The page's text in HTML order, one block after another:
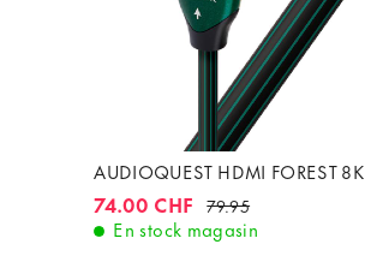
AUDIOQUEST HDMI FOREST 8K
74.00 CHF 79.95
En stock magasin